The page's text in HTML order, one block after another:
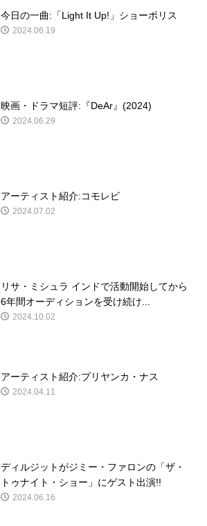
今日の一曲:「Light It Up!」ショーポリス
2024.06.19
映画・ドラマ短評:『DeAr』(2024)
2024.06.29
アーティスト紹介:コモレビ
2024.07.02
リサ・ミシュラ インドで活動開始してから
6年間オーディションを受け続け...
2024.10.02
アーティスト紹介:プリヤンカ・ナス
2024.04.11
ディルジットがジミー・ファロンの「ザ・
トゥナイト・ショー」にゲスト出演!!
2024.06.16